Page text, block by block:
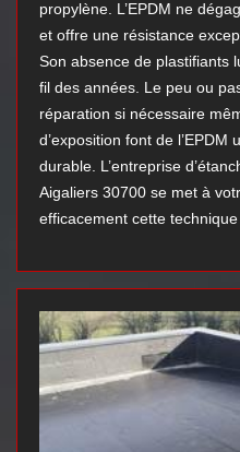
propylène. L’EPDM ne
et offre une résistance
Son absence de plastifiants
fil des années. Le peu ou
réparation si nécessaire
d’exposition font de l’EPDM
durable. L’entreprise
Aigaliers 30700 se met à
efficacement cette